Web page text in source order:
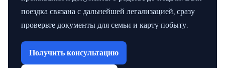
поездка связана с дальнейшей легализацией, сразу
проверьте документы для семьи и карту побыту.
Получить консультацию